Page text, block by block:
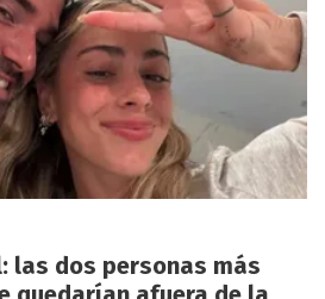
las dos personas más